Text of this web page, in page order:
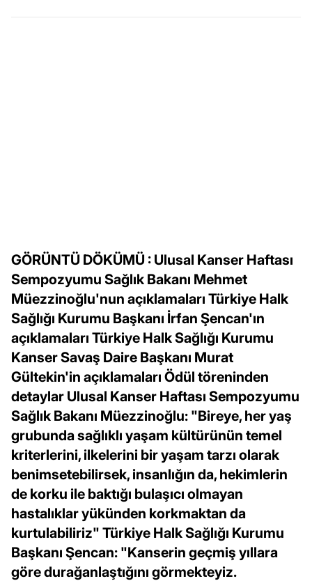
GÖRÜNTÜ DÖKÜMÜ : Ulusal Kanser Haftası
Sempozyumu Sağlık Bakanı Mehmet
Müezzinoğlu'nun açıklamaları Türkiye Halk
Sağlığı Kurumu Başkanı İrfan Şencan'ın
açıklamaları Türkiye Halk Sağlığı Kurumu
Kanser Savaş Daire Başkanı Murat
Gültekin'in açıklamaları Ödül töreninden
detaylar Ulusal Kanser Haftası Sempozyumu
Sağlık Bakanı Müezzinoğlu: "Bireye, her yaş
grubunda sağlıklı yaşam kültürünün temel
kriterlerini, ilkelerini bir yaşam tarzı olarak
benimsetebilirsek, insanlığın da, hekimlerin
de korku ile baktığı bulaşıcı olmayan
hastalıklar yükünden korkmaktan da
kurtulabiliriz" Türkiye Halk Sağlığı Kurumu
Başkanı Şencan: "Kanserin geçmiş yıllara
göre durağanlaştığını görmekteyiz.